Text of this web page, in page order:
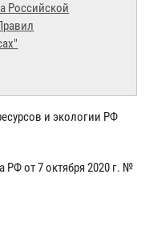
Российской
и экологии РФ
РФ от 7 октября 2020 г. №